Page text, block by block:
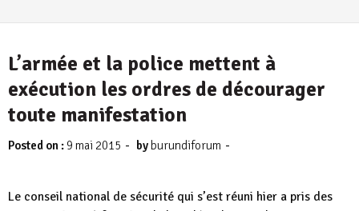
L’armée et la police mettent à
exécution les ordres de décourager
toute manifestation
Posted on :9 mai 2015 - by burundiforum -
Le conseil national de sécurité qui s’est réuni hier a pris des